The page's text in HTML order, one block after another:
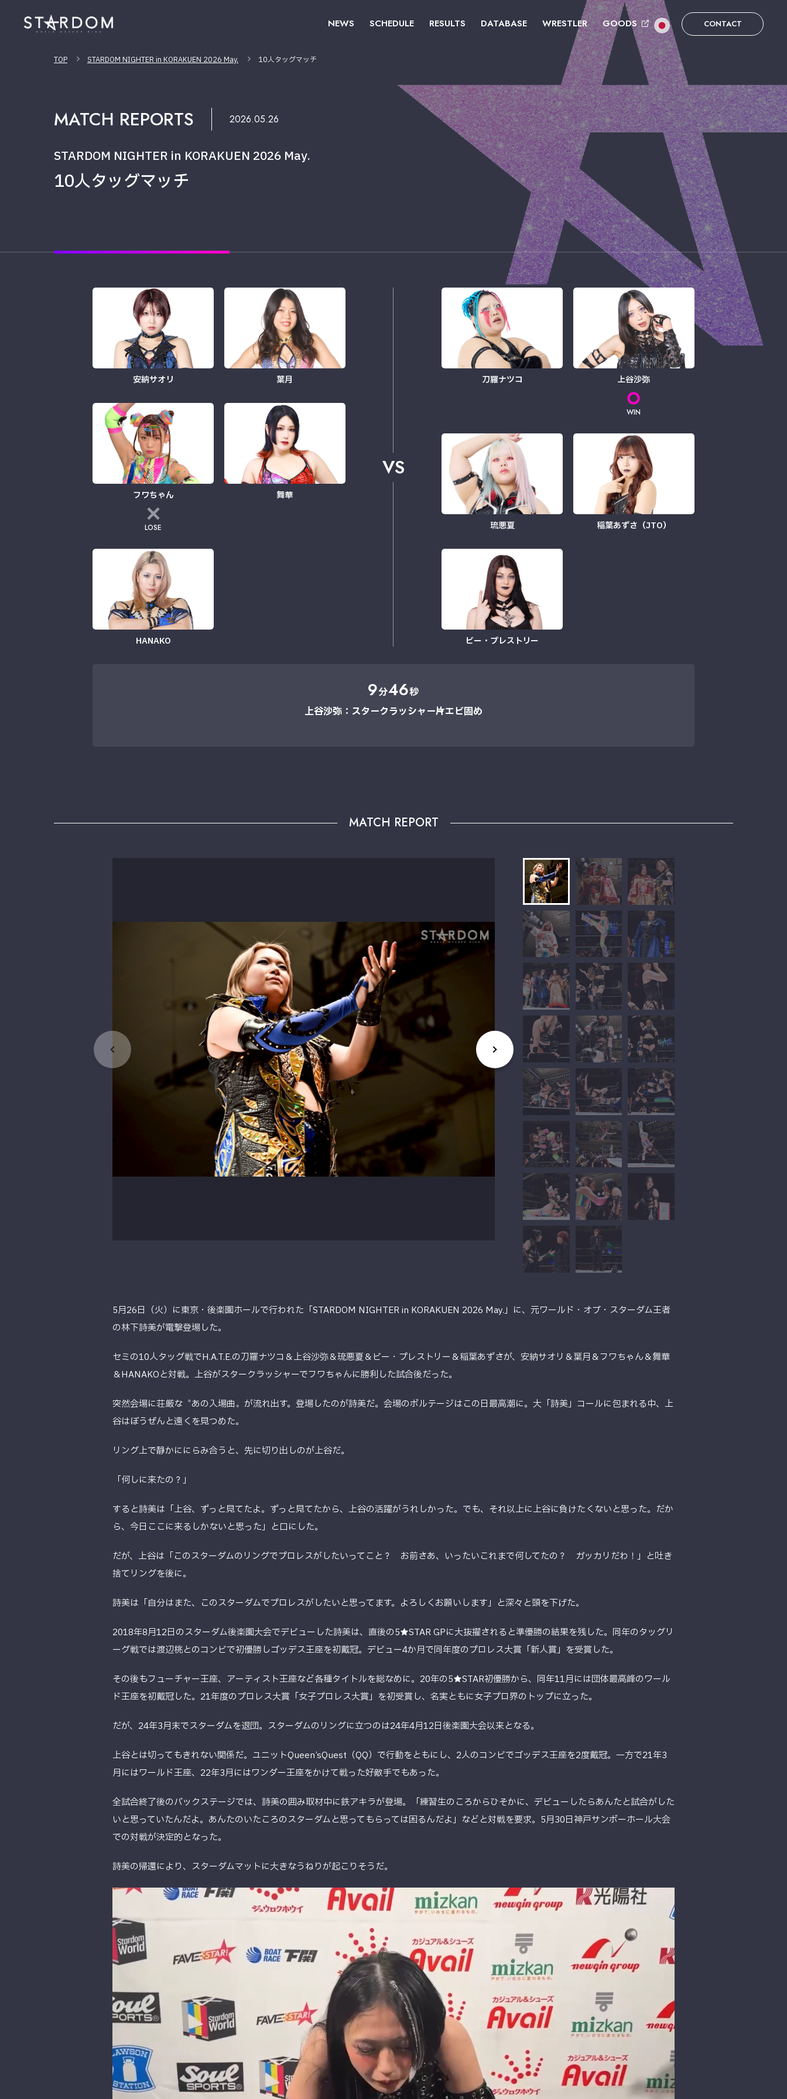
NEWS SCHEDULE RESULTS DATABASE WRESTLER GOODS CONTACT
TOP STARDOM NIGHTER in KORAKUEN 2026 May. 10人タッグマッチ
MATCH REPORTS 2026.05.26
STARDOM NIGHTER in KORAKUEN 2026 May.
10人タッグマッチ
安納サオリ 葉月
フワちゃん
LOSE
舞華
HANAKO
VS
刀羅ナツコ 上谷沙弥
WIN
琉悪夏 稲葉あずさ（JTO）
ビー・プレストリー
9分46秒
上谷沙弥：スタークラッシャー→片エビ固め
MATCH REPORT
5月26日（火）に東京・後楽園ホールで行われた「STARDOM NIGHTER in KORAKUEN 2026 May.」に、元ワールド・オブ・スターダム王者
の林下詩美が電撃登場した。
セミの10人タッグ戦でH.A.T.E.の刀羅ナツコ＆上谷沙弥＆琉悪夏＆ビー・プレストリー＆稲葉あずさが、安納サオリ＆葉月＆フワちゃん＆舞華
＆HANAKOと対戦。上谷がスタークラッシャーでフワちゃんに勝利した試合後だった。
突然会場に荘厳な〝あの入場曲〟が流れ出す。登場したのが詩美だ。会場のボルテージはこの日最高潮に。大「詩美」コールに包まれる中、上
谷はぼうぜんと遠くを見つめた。
リング上で静かににらみ合うと、先に切り出しのが上谷だ。
「何しに来たの？」
すると詩美は「上谷、ずっと見てたよ。ずっと見てたから、上谷の活躍がうれしかった。でも、それ以上に上谷に負けたくないと思った。だか
ら、今日ここに来るしかないと思った」と口にした。
だが、上谷は「このスターダムのリングでプロレスがしたいってこと？ お前さあ、いったいこれまで何してたの？ ガッカリだわ！」と吐き
捨てリングを後に。
詩美は「自分はまた、このスターダムでプロレスがしたいと思ってます。よろしくお願いします」と深々と頭を下げた。
2018年8月12日のスターダム後楽園大会でデビューした詩美は、直後の5★STAR GPに大抜擢されると準優勝の結果を残した。同年のタッグリ
ーグ戦では渡辺桃とのコンビで初優勝しゴッデス王座を初戴冠。デビュー4か月で同年度のプロレス大賞「新人賞」を受賞した。
その後もフューチャー王座、アーティスト王座など各種タイトルを総なめに。20年の5★STAR初優勝から、同年11月には団体最高峰のワール
ド王座を初戴冠した。21年度のプロレス大賞「女子プロレス大賞」を初受賞し、名実ともに女子プロ界のトップに立った。
だが、24年3月末でスターダムを退団。スターダムのリングに立つのは24年4月12日後楽園大会以来となる。
上谷とは切ってもきれない関係だ。ユニットQueen’sQuest（QQ）で行動をともにし、2人のコンビでゴッデス王座を2度戴冠。一方で21年3
月にはワールド王座、22年3月にはワンダー王座をかけて戦った好敵手でもあった。
全試合終了後のバックステージでは、詩美の囲み取材中に鉄アキラが登場。「練習生のころからひそかに、デビューしたらあんたと試合がした
いと思っていたんだよ。あんたのいたころのスターダムと思ってもらっては困るんだよ」などと対戦を要求。5月30日神戸サンボーホール大会
での対戦が決定的となった。
詩美の帰還により、スターダムマットに大きなうねりが起こりそうだ。